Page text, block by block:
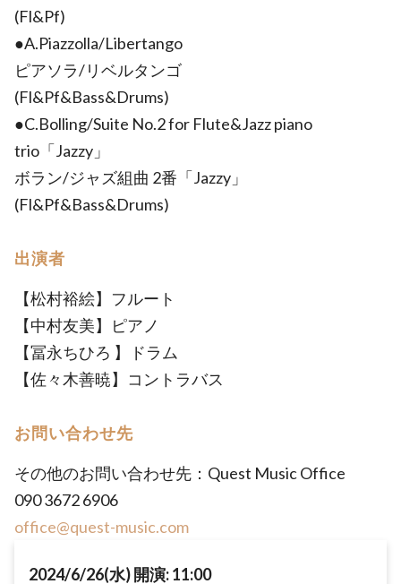
(Fl&Pf)
●A.Piazzolla/Libertango
ピアソラ/リベルタンゴ
(Fl&Pf&Bass&Drums)
●C.Bolling/Suite No.2 for Flute&Jazz piano
trio「Jazzy」
ボラン/ジャズ組曲 2番「Jazzy」
(Fl&Pf&Bass&Drums)
出演者
【松村裕絵】フルート
【中村友美】ピアノ
【冨永ちひろ 】ドラム
【佐々木善暁】コントラバス
お問い合わせ先
その他のお問い合わせ先：Quest Music Office
090 3672 6906
office@quest-music.com
2024/6/26(水) 開演: 11:00